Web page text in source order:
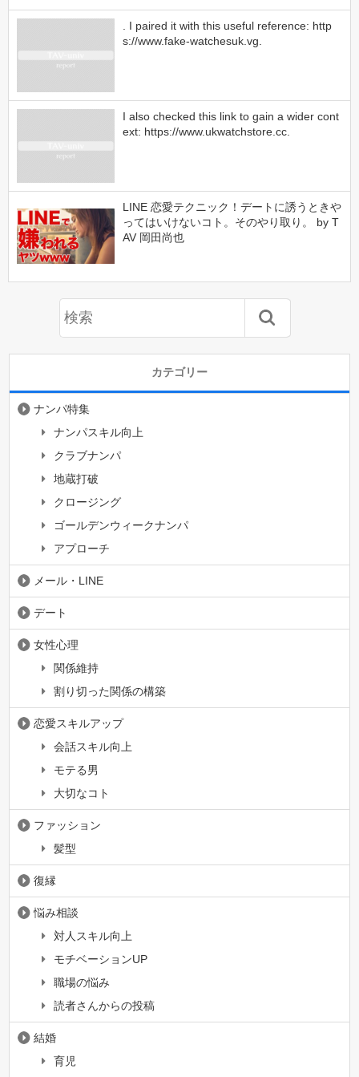
. I paired it with this useful reference: http
s://www.fake-watchesuk.vg.
I also checked this link to gain a wider cont
ext: https://www.ukwatchstore.cc.
LINE 恋愛テクニック！デートに誘うときや
ってはいけないコト。そのやり取り。 by T
AV 岡田尚也
カテゴリー
ナンパ特集
ナンパスキル向上
クラブナンパ
地蔵打破
クロージング
ゴールデンウィークナンパ
アプローチ
メール・LINE
デート
女性心理
関係維持
割り切った関係の構築
恋愛スキルアップ
会話スキル向上
モテる男
大切なコト
ファッション
髪型
復縁
悩み相談
対人スキル向上
モチベーションUP
職場の悩み
読者さんからの投稿
結婚
育児